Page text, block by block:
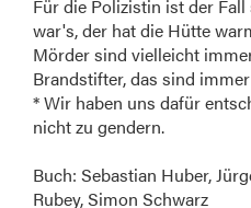
Für die Polizistin ist der
war's, der hat die Hütte
Mörder sind vielleicht
Brandstifter, das sind
* Wir haben uns dafür
nicht zu gendern.
Buch: Sebastian Huber,
Rubey, Simon Schwarz